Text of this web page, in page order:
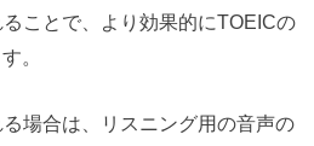
ことで、より効果的にTOEICの
。
場合は、リスニング用の音声の